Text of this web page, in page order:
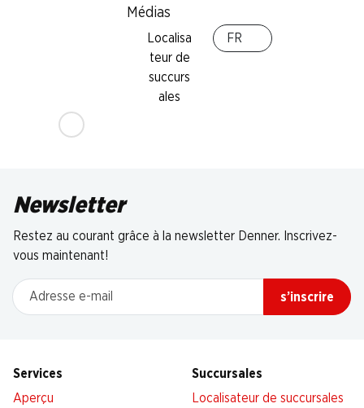
Médias
Localisa
teur de
succurs
ales
FR
Newsletter
Restez au courant grâce à la newsletter Denner. Inscrivez-
vous maintenant!
Adresse e-mail
s’inscrire
Services
Aperçu
Succursales
Localisateur de succursales